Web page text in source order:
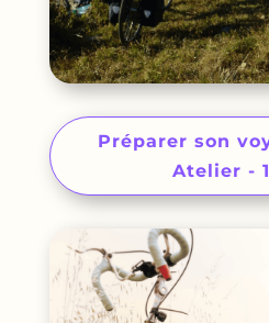
Préparer son
Atelier -